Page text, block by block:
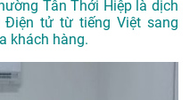
Tân Thới Hiệp là dịch
tử từ tiếng Việt sang
khách hàng.